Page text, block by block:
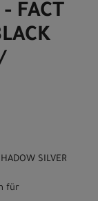
FACT
SILVER
für